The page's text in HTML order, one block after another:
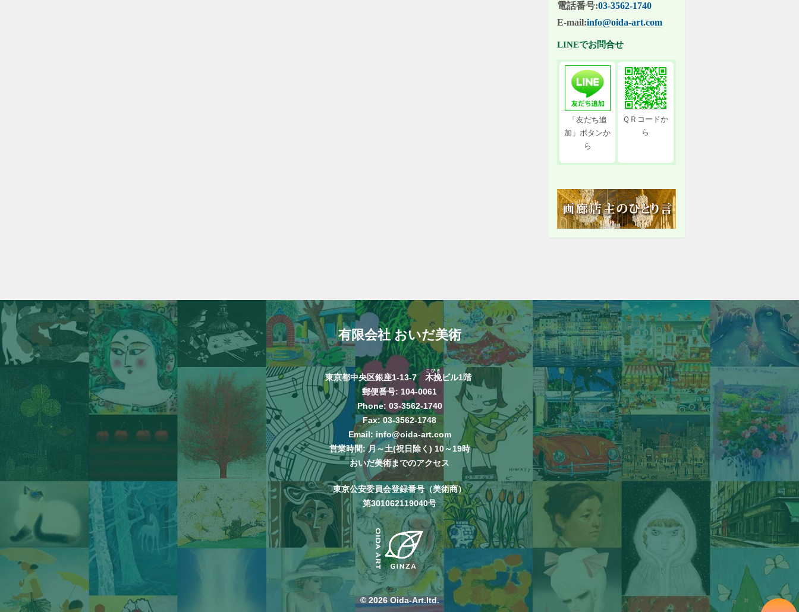
電話番号:03-3562-1740
E-mail:info@oida-art.com
LINEでお問合せ
「友だち追
加」ボタンか
ら
ＱＲコードか
ら
有限会社 おいだ美術
東京都中央区銀座1-13-7 木挽
こびき
ビル1階
郵便番号: 104-0061
Phone: 03-3562-1740
Fax: 03-3562-1748
Email: info@oida-art.com
営業時間: 月～土(祝日除く) 10～19時
おいだ美術までのアクセス
東京公安委員会登録番号（美術商）
第301062119040号
© 2026 Oida-Art.ltd.